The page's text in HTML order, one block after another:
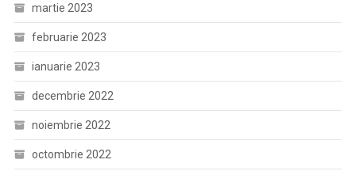
martie 2023
februarie 2023
ianuarie 2023
decembrie 2022
noiembrie 2022
octombrie 2022